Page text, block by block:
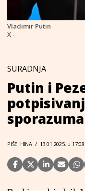
Vladimir Putin
X -
SURADNJA
Putin i
sporazuma
PIŠE: HINA / 13.01.2025. u 17:08